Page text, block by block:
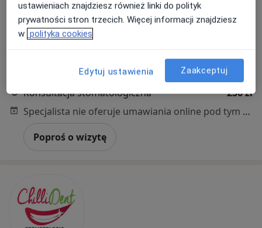
lek. dent. Paweł Hekert
Stomatolog·Więcej
35 opinii
Green Dent Stomatologia
Konsultacja stomatologiczna
250 zł
Specjalista nie oferuje umawiania online pod tym adresem.
Poproś o wizytę
ustawieniach znajdziesz również linki do polityk
prywatności stron trzecich. Więcej informacji znajdziesz
w polityka cookies
Edytuj ustawienia Zaakceptuj